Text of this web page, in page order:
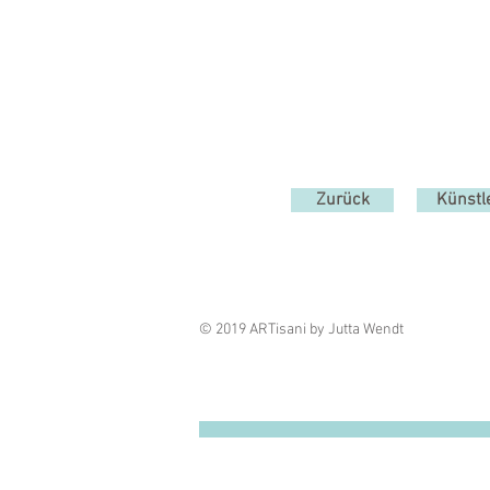
Zurück
© 2019 ARTisani by Jutta Wendt